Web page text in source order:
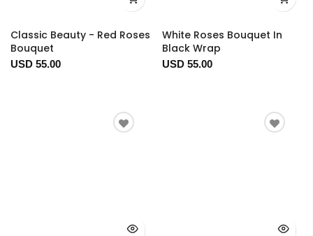
Classic Beauty - Red Roses
Bouquet
USD 55.00
White Roses Bouquet In
Black Wrap
USD 55.00